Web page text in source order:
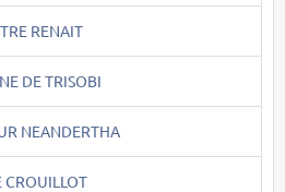
RENAIT
DE TRISOBI
NEANDERTHA
CROUILLOT